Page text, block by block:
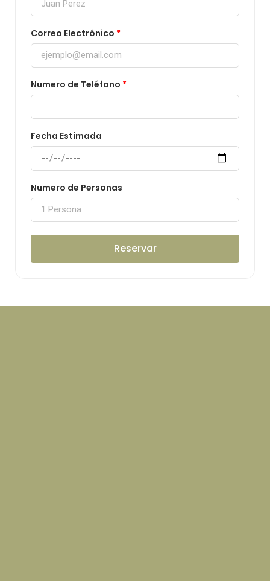
Correo Electrónico
Numero de Teléfono
Fecha Estimada
Numero de Personas
Reservar